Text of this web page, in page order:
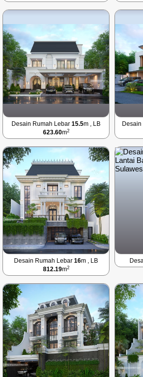
Desain Rumah Lebar 15.5m , LB
623.60m2
Desain Rumah Lebar 16m , LB
812.19m2